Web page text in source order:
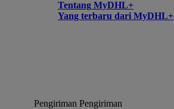
Tentang MyDHL+
Yang terbaru dari MyDHL+
Pengiriman Pengiriman